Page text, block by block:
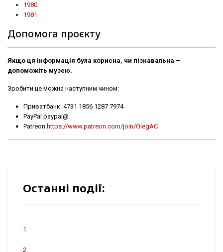
1980
1981
Допомога проєкту
Якщо ця інформація була корисна, чи пізнавальна –
допоможіть музею.
Зробити це можна наступним чином:
Приватбанк: 4731 1856 1287 7974
PayPal paypal@
Patreon https://www.patreon.com/join/OlegAC
Останні події:
1
2